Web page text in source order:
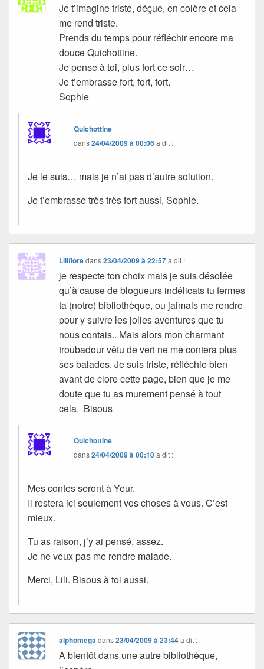
Je t’imagine triste, déçue, en colère et cela
me rend triste.
Prends du temps pour réfléchir encore ma
douce Quichottine.
Je pense à toi, plus fort ce soir…
Je t’embrasse fort, fort, fort.
Sophie
Quichottine
dans24/04/2009 à 00:06a dit :
Je le suis… mais je n’ai pas d’autre solution.
Je t’embrasse très très fort aussi, Sophie.
Lilifloredans23/04/2009 à 22:57 a dit :
je respecte ton choix mais je suis désolée
qu’à cause de blogueurs indélicats tu fermes
ta (notre) bibliothèque, ou jaimais me rendre
pour y suivre les jolies aventures que tu
nous contais.. Mais alors mon charmant
troubadour vêtu de vert ne me contera plus
ses balades. Je suis triste, réfléchie bien
avant de clore cette page, bien que je me
doute que tu as murement pensé à tout
cela. Bisous
Quichottine
dans24/04/2009 à 00:10a dit :
Mes contes seront à Yeur.
Il restera ici seulement vos choses à vous. C’est
mieux.
Tu as raison, j’y ai pensé, assez.
Je ne veux pas me rendre malade.
Merci, Lili. Bisous à toi aussi.
alphomega dans23/04/2009 à 23:44 a dit :
A bientôt dans une autre bibliothèque,